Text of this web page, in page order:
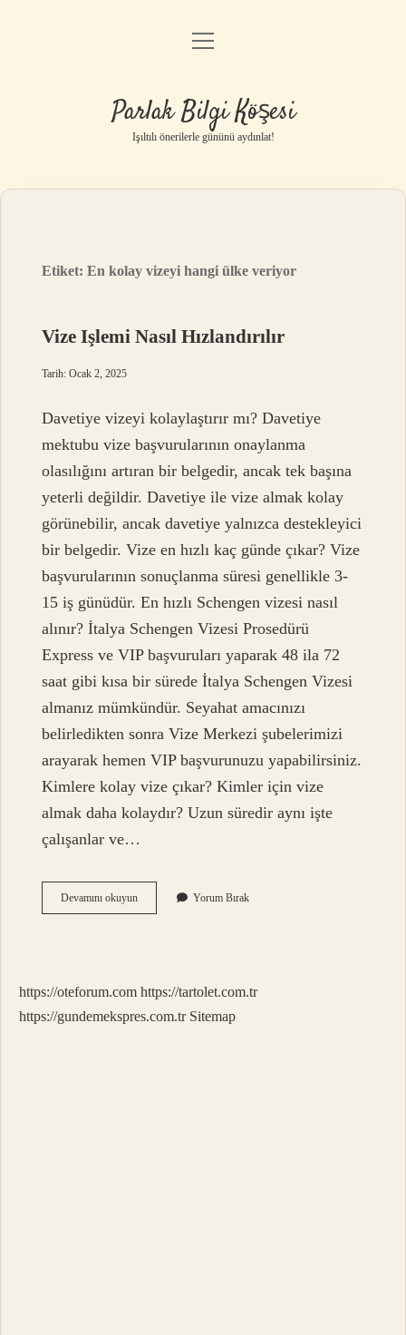
Anasayfa
Yasal Uyarı
menüyü
Parlak Bilgi Köşesi
Işıltılı önerilerle gününü aydınlat!
Etiket:En kolay vizeyi hangi ülke veriyor
Vize Işlemi Nasıl Hızlandırılır
Tarih: Ocak 2, 2025
Davetiye vizeyi kolaylaştırır mı? Davetiye
mektubu vize başvurularının onaylanma
olasılığını artıran bir belgedir, ancak tek başına
yeterli değildir. Davetiye ile vize almak kolay
görünebilir, ancak davetiye yalnızca destekleyici
bir belgedir. Vize en hızlı kaç günde çıkar? Vize
başvurularının sonuçlanma süresi genellikle 3-
15 iş günüdür. En hızlı Schengen vizesi nasıl
alınır? İtalya Schengen Vizesi Prosedürü
Express ve VIP başvuruları yaparak 48 ila 72
saat gibi kısa bir sürede İtalya Schengen Vizesi
almanız mümkündür. Seyahat amacınızı
belirledikten sonra Vize Merkezi şubelerimizi
arayarak hemen VIP başvurunuzu yapabilirsiniz.
Kimlere kolay vize çıkar? Kimler için vize
almak daha kolaydır? Uzun süredir aynı işte
çalışanlar ve…
Devamını okuyunVize
Işlemi
Yorum Bırak
https://oteforum.com https://tartolet.com.tr
https://gundemekspres.com.tr Sitemap